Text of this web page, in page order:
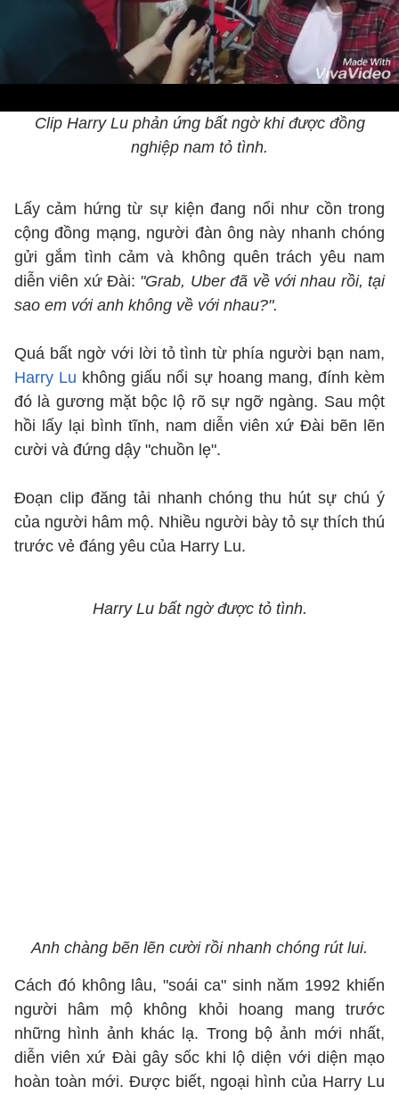
Clip Harry Lu phản ứng bất ngờ khi được đồng
nghiệp nam tỏ tình.
Lấy cảm hứng từ sự kiện đang nổi như cồn trong
cộng đồng mạng, người đàn ông này nhanh chóng
gửi gắm tình cảm và không quên trách yêu nam
diễn viên xứ Đài: "Grab, Uber đã về với nhau rồi, tại
sao em với anh không về với nhau?".
Quá bất ngờ với lời tỏ tình từ phía người bạn nam,
Harry Lu không giấu nổi sự hoang mang, đính kèm
đó là gương mặt bộc lộ rõ sự ngỡ ngàng. Sau một
hồi lấy lại bình tĩnh, nam diễn viên xứ Đài bẽn lẽn
cười và đứng dậy "chuồn lẹ".
Đoạn clip đăng tải nhanh chóng thu hút sự chú ý
của người hâm mộ. Nhiều người bày tỏ sự thích thú
trước vẻ đáng yêu của Harry Lu.
Harry Lu bất ngờ được tỏ tình.
Anh chàng bẽn lẽn cười rồi nhanh chóng rút lui.
Cách đó không lâu, "soái ca" sinh năm 1992 khiến
người hâm mộ không khỏi hoang mang trước
những hình ảnh khác lạ. Trong bộ ảnh mới nhất,
diễn viên xứ Đài gây sốc khi lộ diện với diện mạo
hoàn toàn mới. Được biết, ngoại hình của Harry Lu